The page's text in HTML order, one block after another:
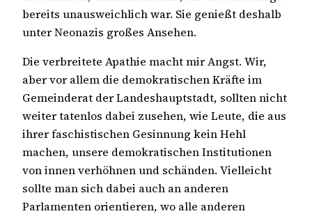
bereits unausweichlich war. Sie genießt deshalb
unter Neonazis großes Ansehen.
Die verbreitete Apathie macht mir Angst. Wir,
aber vor allem die demokratischen Kräfte im
Gemeinderat der Landeshauptstadt, sollten nicht
weiter tatenlos dabei zusehen, wie Leute, die aus
ihrer faschistischen Gesinnung kein Hehl
machen, unsere demokratischen Institutionen
von innen verhöhnen und schänden. Vielleicht
sollte man sich dabei auch an anderen
Parlamenten orientieren, wo alle anderen